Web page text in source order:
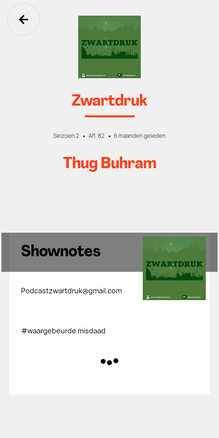
Ga terug
Zwartdruk
Seizoen 2 Afl. 82 6 maanden geleden
Thug Buhram
Shownotes
Podcastzwartdruk@gmail.com
#waargebeurde misdaad